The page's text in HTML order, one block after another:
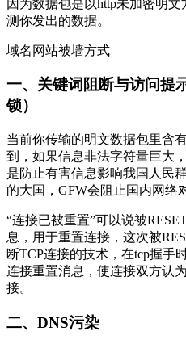
因为数据包是以http未加密明
测你发出的数据。
域名网站被墙方式
一、关键词阻断与访问提
锁）
当前你传输的明文数据包里含
到，如果信息非法字符量巨大
是防止有害信息影响我国人民
的大国，GFW会阻止国内网络
“连接已被重置”可以说被
息，用于重置连接，这次被
断TCP连接的技术，在tcp握手
连接重置消息，使连接双方认
接。
二、DNS污染